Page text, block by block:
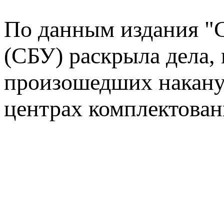
По данным издания
(СБУ) раскрыла дела,
произошедших
центрах